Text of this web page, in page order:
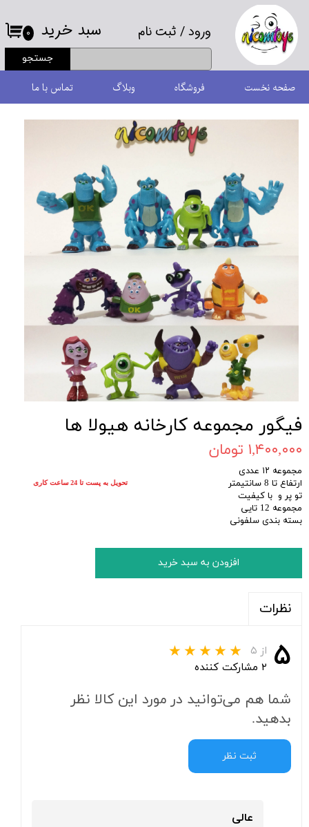
ورود/ ثبت نام
حساب کاربری من
تغییر گذر واژه
سفارشات
خروج از حساب کاربری
جستجو
۰ سبد خرید
صفحه نخست فروشگاه وبلاگ تماس با ما
فیگور مجموعه کارخانه هیولا ها
۱,۴۰۰,۰۰۰ تومان
مجموعه ۱۲ عددی
ارتفاع تا 8 سانتیمتر
تو پر و با کیفیت
مجموعه 12 تایی
بسته بندی سلفونی
افزودن به سبد خرید
نظرات
۵ از ۵
۲ مشارکت کننده
شما هم می‌توانید در مورد این کالا نظر
بدهید.
ثبت نظر
عالی
تحویل به پست تا 24 ساعت کاری